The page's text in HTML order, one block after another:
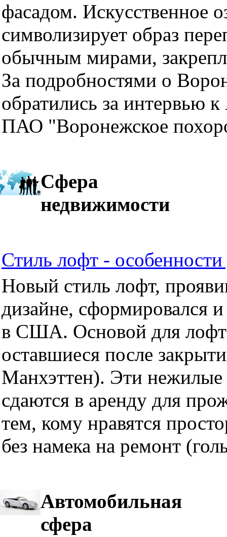
фасадом. Искусственное
символизирует образ
обычным мирами,
За подробностями о
обратились за интервью
ПАО "Воронежское
Сфера
недвижимости
Стиль лофт -
Новый стиль лофт,
дизайне, сформировался
в США. Основой для
оставшиеся после
Манхэттен). Эти нежилые
сдаются в аренду для
тем, кому нравятся
без намека на ремонт
Автомобильная
сфера